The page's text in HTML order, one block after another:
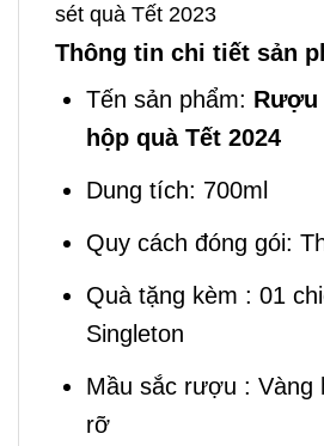
sét quà Tết 2023
Thông tin chi tiết sản
Tến sản phẩm: Rượu
hộp quà Tết 2024
Dung tích: 700ml
Quy cách đóng gói:
Quà tặng kèm : 01
Singleton
Mầu sắc rượu : Vàng
rỡ